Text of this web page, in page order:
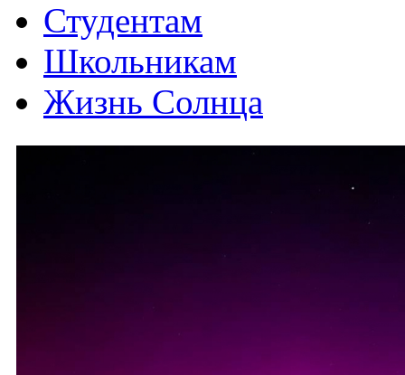
Студентам
Школьникам
Жизнь Солнца